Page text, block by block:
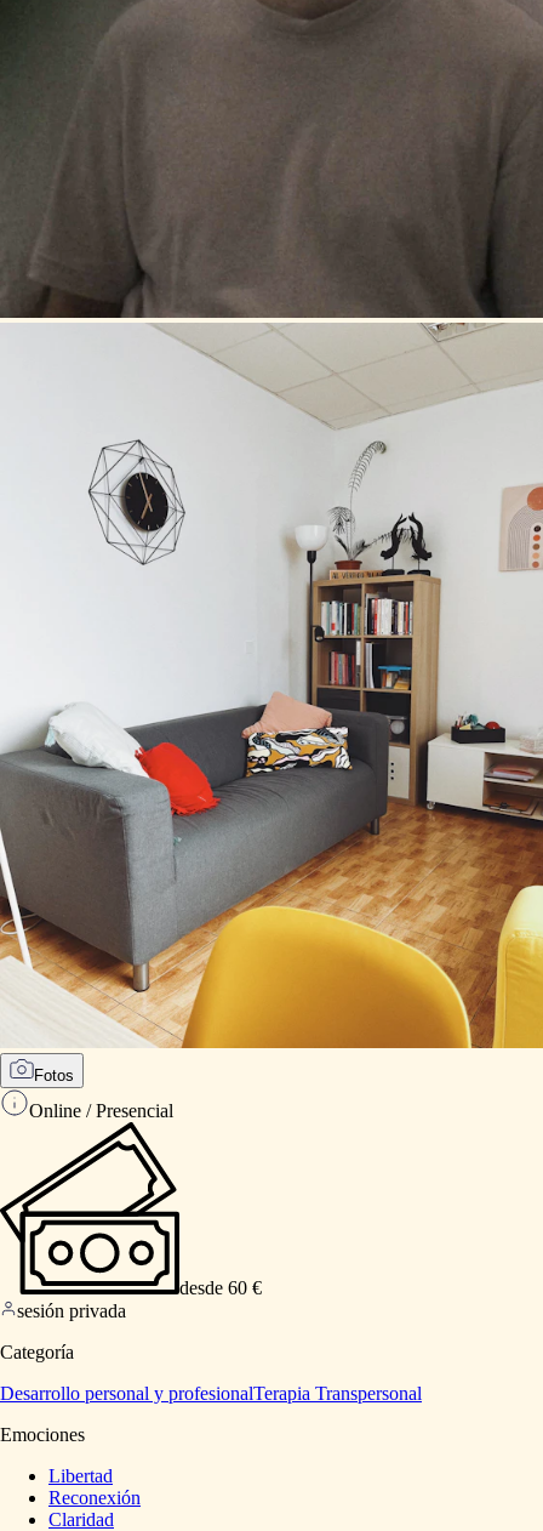
Fotos
Online / Presencial
desde 60 €
sesión privada
Categoría
Desarrollo personal y profesionalTerapia Transpersonal
Emociones
Libertad
Reconexión
Claridad